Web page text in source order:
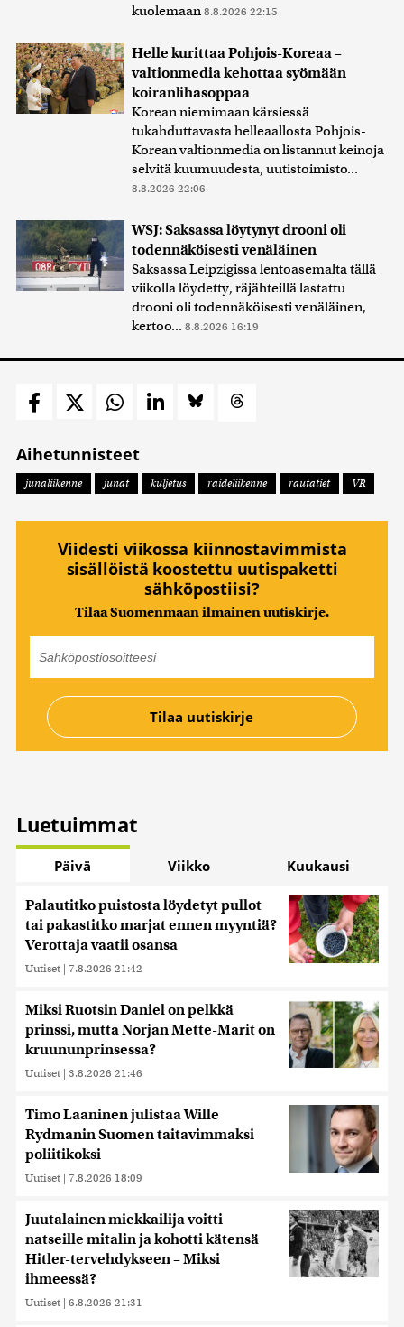
kuolemaan 8.8.2026 22:15
Helle kurittaa Pohjois-Koreaa –
valtionmedia kehottaa syömään
koiranlihasoppaa
Korean niemimaan kärsiessä
tukahduttavasta helleaallosta Pohjois-
Korean valtionmedia on listannut keinoja
selvitä kuumuudesta, uutistoimisto...
8.8.2026 22:06
WSJ: Saksassa löytynyt drooni oli
todennäköisesti venäläinen
Saksassa Leipzigissa lentoasemalta tällä
viikolla löydetty, räjähteillä lastattu
drooni oli todennäköisesti venäläinen,
kertoo... 8.8.2026 16:19
Aihetunnisteet
junaliikenne junat kuljetus raideliikenne rautatiet VR
Viidesti viikossa kiinnostavimmista
sisällöistä koostettu uutispaketti
sähköpostiisi?
Tilaa Suomenmaan ilmainen uutiskirje.
Luetuimmat
Päivä Viikko Kuukausi
Palautitko puistosta löydetyt pullot
tai pakastitko marjat ennen myyntiä?
Verottaja vaatii osansa
Uutiset | 7.8.2026 21:42
Miksi Ruotsin Daniel on pelkkä
prinssi, mutta Norjan Mette-Marit on
kruununprinsessa?
Uutiset | 3.8.2026 21:46
Timo Laaninen julistaa Wille
Rydmanin Suomen taitavimmaksi
poliitikoksi
Uutiset | 7.8.2026 18:09
Juutalainen miekkailija voitti
natseille mitalin ja kohotti kätensä
Hitler-tervehdykseen – Miksi
ihmeessä?
Uutiset | 6.8.2026 21:31